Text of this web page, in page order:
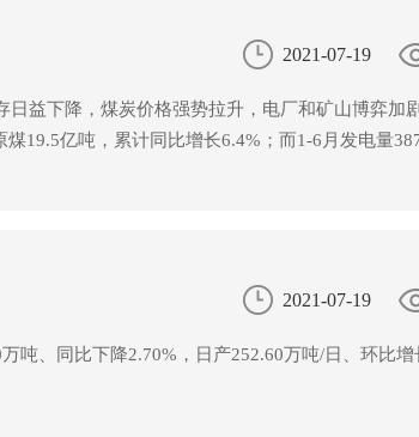
2021-07-19
日益下降，煤炭价格强势拉升，电厂和矿山博弈
19.5亿吨，累计同比增长6.4%；而1-6月发电量
2021-07-19
吨、同比下降2.70%，日产252.60万吨/日、环比增